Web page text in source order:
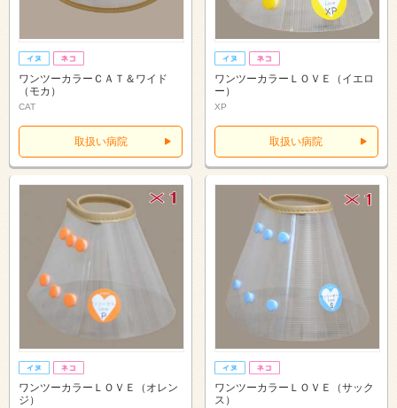
ワンツーカラーＣＡＴ＆ワイド
（モカ）
CAT
取扱い病院
ワンツーカラーＬＯＶＥ（イエロ
ー）
XP
取扱い病院
ワンツーカラーＬＯＶＥ（オレン
ジ）
ワンツーカラーＬＯＶＥ（サック
ス）